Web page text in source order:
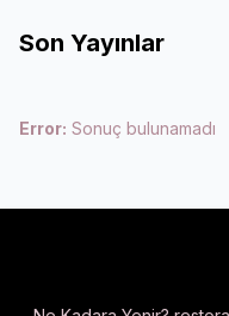
Son Yayınlar
Error: Sonuç bulunamadı